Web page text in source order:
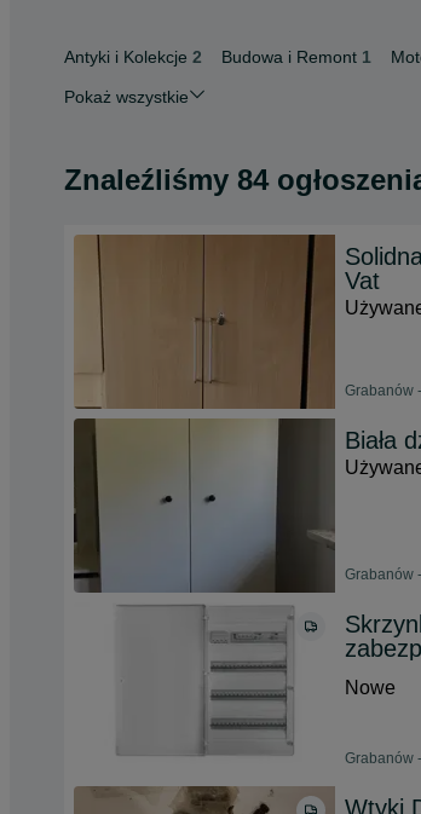
Antyki i Kolekcje 2 Budowa i Remont 1
Pokaż wszystkie
Znaleźliśmy 84
Vat
Grabanów
Biała
Grabanów
Nowe
Grabanów
Wtyki